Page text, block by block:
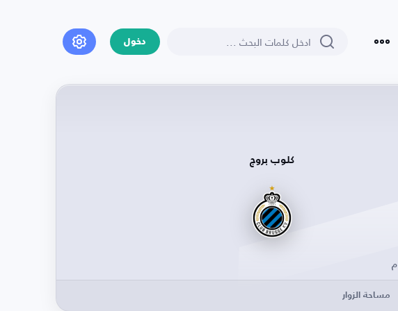
دخول
كلوب بروج
مساحة الزوار